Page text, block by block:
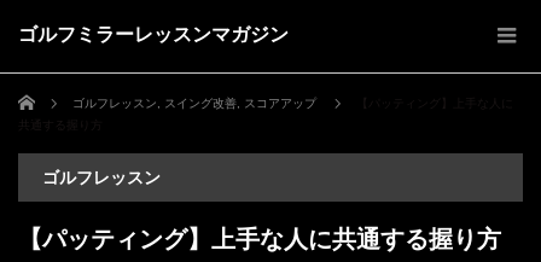
ゴルフミラーレッスンマガジン
ホーム ゴルフレッスン スイング改善 スコアアップ
ゴルフレッスン
【パッティング】上手な人に共通する握り方